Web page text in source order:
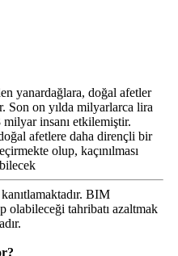
yanardağlara, doğal afetler
Son on yılda milyarlarca lira
milyar insanı etkilemiştir.
afetlere daha dirençli bir
olup, kaçınılması
BIM
olabileceği tahribatı azaltmak